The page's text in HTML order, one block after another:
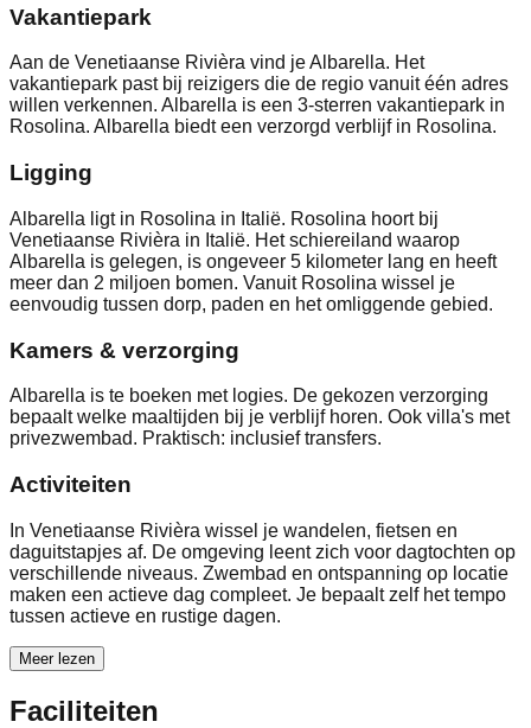
Vakantiepark
Aan de Venetiaanse Rivièra vind je Albarella. Het
vakantiepark past bij reizigers die de regio vanuit één adres
willen verkennen. Albarella is een 3-sterren vakantiepark in
Rosolina. Albarella biedt een verzorgd verblijf in Rosolina.
Ligging
Albarella ligt in Rosolina in Italië. Rosolina hoort bij
Venetiaanse Rivièra in Italië. Het schiereiland waarop
Albarella is gelegen, is ongeveer 5 kilometer lang en heeft
meer dan 2 miljoen bomen. Vanuit Rosolina wissel je
eenvoudig tussen dorp, paden en het omliggende gebied.
Kamers & verzorging
Albarella is te boeken met logies. De gekozen verzorging
bepaalt welke maaltijden bij je verblijf horen. Ook villa's met
privezwembad. Praktisch: inclusief transfers.
Activiteiten
In Venetiaanse Rivièra wissel je wandelen, fietsen en
daguitstapjes af. De omgeving leent zich voor dagtochten op
verschillende niveaus. Zwembad en ontspanning op locatie
maken een actieve dag compleet. Je bepaalt zelf het tempo
tussen actieve en rustige dagen.
Meer lezen
Faciliteiten